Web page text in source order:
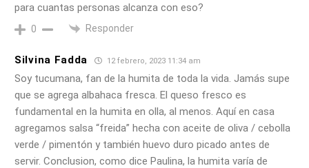
para cuantas personas alcanza con eso?
0 Responder
Silvina Fadda 12 febrero, 2023 11:34 am
Soy tucumana, fan de la humita de toda la vida. Jamás supe
que se agrega albahaca fresca. El queso fresco es
fundamental en la humita en olla, al menos. Aquí en casa
agregamos salsa “freida” hecha con aceite de oliva / cebolla
verde / pimentón y también huevo duro picado antes de
servir. Conclusion, como dice Paulina, la humita varía de